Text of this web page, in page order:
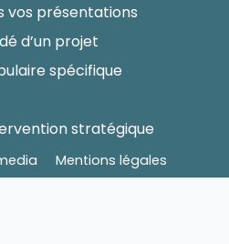
vos présentations
d’un projet
spécifique
stratégique
Mentions légales